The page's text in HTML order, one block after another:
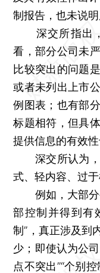
制报告，也未说明
深交所指出，
看，部分公司未
比较突出的问题
或者未列出上市
例图表；也有部
标题相符，但具
提供信息的有效
深交所认为，
式、轻内容、过于
例如，大部分
部控制并得到有
制”，真正涉及到
少；即使认为公
点不突出”“个别